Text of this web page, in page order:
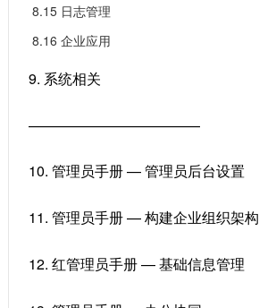
8.15 日志管理
8.16 企业应用
9. 系统相关
————————————
10. 管理员手册 — 管理员后台设置
11. 管理员手册 — 构建企业组织架构
12. 红管理员手册 — 基础信息管理